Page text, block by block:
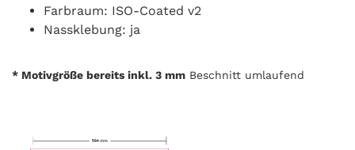
Farbraum: ISO-Coated v2
Nassklebung: ja
* Motivgröße bereits inkl. 3 mm Beschnitt umlaufend